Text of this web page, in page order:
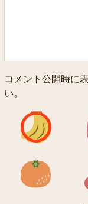
コメント公開時に
い。
アイ
アイ